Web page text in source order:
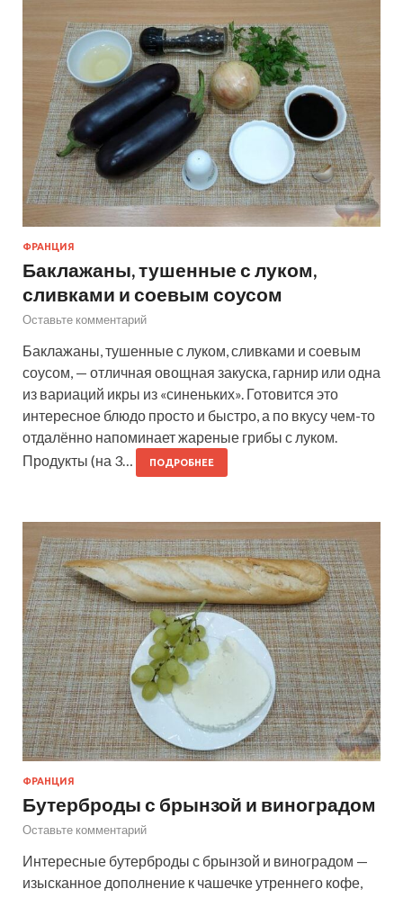
ФРАНЦИЯ
Баклажаны, тушенные с луком,
сливками и соевым соусом
Оставьте комментарий
Баклажаны, тушенные с луком, сливками и соевым
соусом, — отличная овощная закуска, гарнир или одна
из вариаций икры из «синеньких». Готовится это
интересное блюдо просто и быстро, а по вкусу чем-то
отдалённо напоминает жареные грибы с луком.
Продукты (на 3…
ПОДРОБНЕЕ
ФРАНЦИЯ
Бутерброды с брынзой и виноградом
Оставьте комментарий
Интересные бутерброды с брынзой и виноградом —
изысканное дополнение к чашечке утреннего кофе,